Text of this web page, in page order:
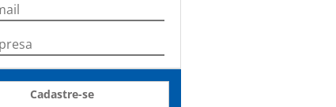
Cadastre-se